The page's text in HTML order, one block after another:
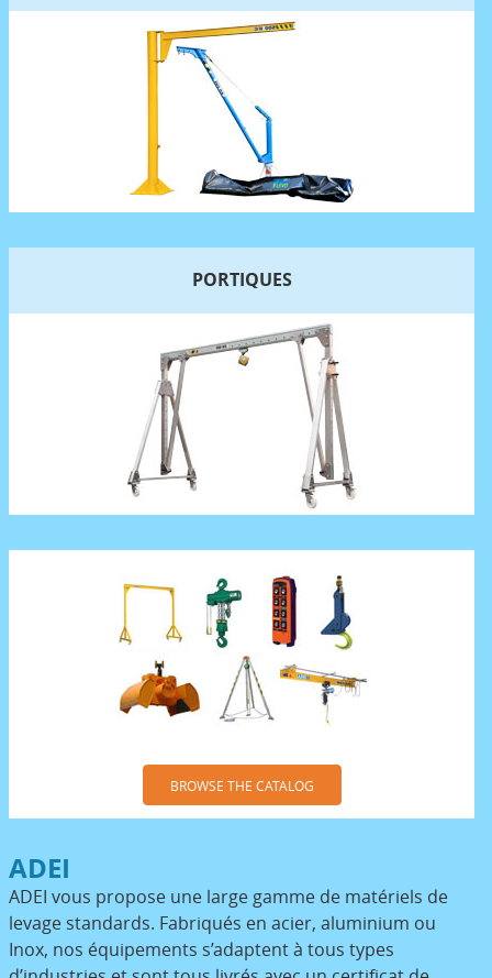
PORTIQUES
BROWSE THE CATALOG
ADEI
ADEI vous propose une large gamme de matériels de
levage standards. Fabriqués en acier, aluminium ou
Inox, nos équipements s’adaptent à tous types